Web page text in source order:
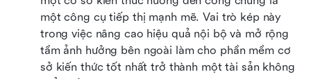
một công cụ tiếp thị mạnh mẽ. Vai trò kép này
trong việc nâng cao hiệu quả nội bộ và mở rộng
tầm ảnh hưởng bên ngoài làm cho phần mềm cơ
sở kiến thức tốt nhất trở thành một tài sản không